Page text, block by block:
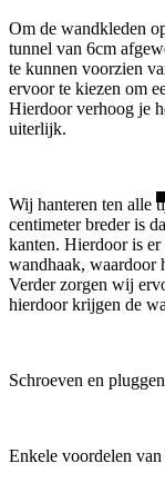
Om de wandkleden
tunnel van 6cm
te kunnen voorzien
ervoor te kiezen om
Hierdoor verhoog je
uiterlijk.
Wij hanteren ten alle
centimeter breder is
kanten. Hierdoor is er
wandhaak, waardoor
Verder zorgen wij
hierdoor krijgen de
Schroeven en
Enkele voordelen